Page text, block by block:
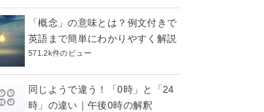
「概念」の意味とは？例文付きで
英語まで簡単にわかりやすく解説
571.2k件のビュー
同じようで違う！「0時」と「24
時」の違い｜午後0時の解釈